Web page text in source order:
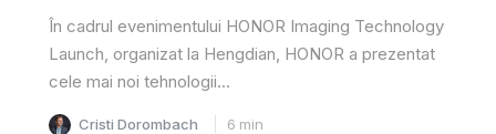
În cadrul evenimentului HONOR Imaging Technology
Launch, organizat la Hengdian, HONOR a prezentat
cele mai noi tehnologii...
Cristi Dorombach 6 min